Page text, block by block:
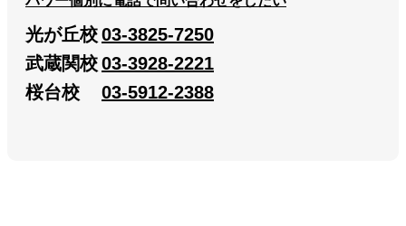
光が丘校03-3825-7250
武蔵関校03-3928-2221
桜台校
03-5912-2388